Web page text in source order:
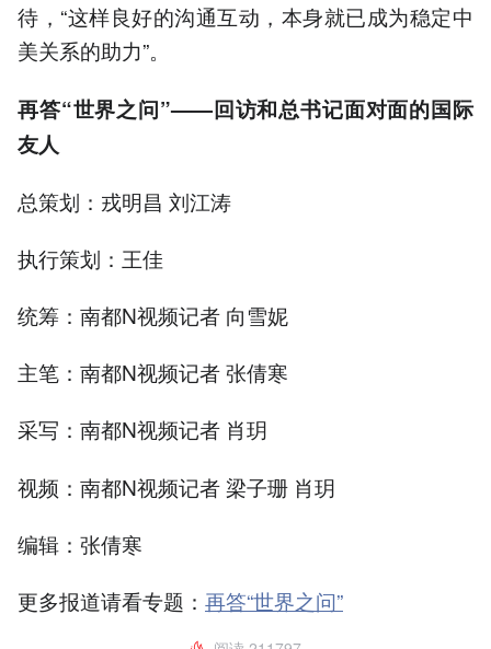
待，“这样良好的沟通互动，本身就已成为稳定中
美关系的助力”。
再答“世界之问”——回访和总书记面对面的国际
友人
总策划：戎明昌 刘江涛
执行策划：王佳
统筹：南都N视频记者 向雪妮
主笔：南都N视频记者 张倩寒
采写：南都N视频记者 肖玥
视频：南都N视频记者 梁子珊 肖玥
编辑：张倩寒
更多报道请看专题： 再答“世界之问”